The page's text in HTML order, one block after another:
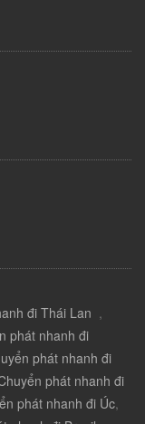
đi Thái Lan ,
phát nhanh đi
phát nhanh đi
phát nhanh đi
phát nhanh đi Úc,